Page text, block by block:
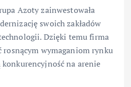
Azoty zainwestowała
swoich zakładów
Dzięki temu firma
rosnącym wymaganiom rynku
na arenie